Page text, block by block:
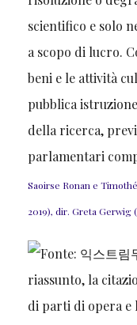
Saoirse Ronan e
2019), dir. Greta Gerwig